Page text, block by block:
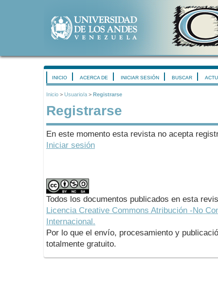
INICIO ACERCA DE INICIAR SESIÓN BUSCAR
Inicio > Usuario/a > Registrarse
Registrarse
En este momento esta revista no acepta
Iniciar sesión
Todos los documentos publicados en esta
Licencia Creative Commons Atribución -No
Internacional.
Por lo que el envío, procesamiento y
totalmente gratuito.